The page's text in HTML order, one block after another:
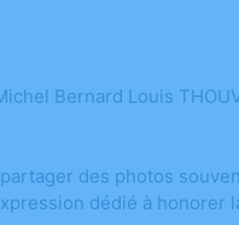
Bernard Louis
des photos
dédié à honorer